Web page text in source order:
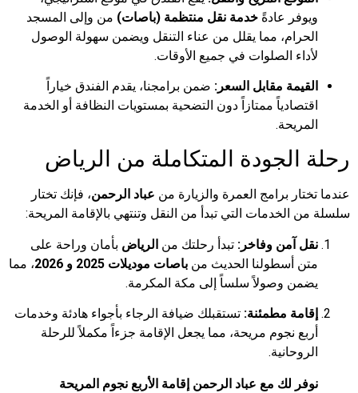
عادةًخدمة نقل منتظمة (باصات)من وإلى المسجد
مما يقلل من عناء التنقل ويضمن سهولة الوصول
الصلوات في جميع الأوقات.
مقابل السعر:ضمن برامجنا، يقدم الفندق خياراً
ممتازاً دون التضحية بمستويات النظافة أو الخدمة
المتكاملة من الرياض
برامج العمرة والزيارة من عباد الرحمن، فإنك تختار
التي تبدأ من النقل وتنتهي بالإقامة المريحة:
آمن وفاخر:تبدأ رحلتك منالرياضبأمان وراحة على
أسطولنا الحديث منباصات موديلات 2025 و 2026
، مما
وصولاً سلساً إلى مكة المكرمة.
مطمئنة:تستقبلك ضيافة الرجاء بأجواء هادئة وخدمات
نجوم مريحة، مما يجعل الإقامة جزءاً مكملاً للرحلة
لك مع عباد الرحمن إقامة الأربع نجوم المريحة